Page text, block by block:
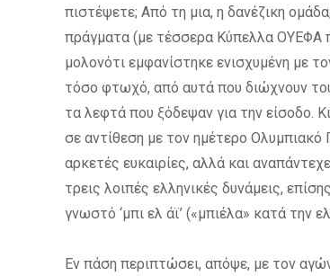
πιστέψετε; Από τη μια, η δανέζικη
πράγματα (με τέσσερα Κύπελλα ΟΥΕΦΑ
μολονότι εμφανίστηκε ενισχυμένη με
τόσο φτωχό, από αυτά που διώχνουν
τα λεφτά που ξόδεψαν για την είσοδο.
σε αντίθεση με τον ημέτερο
αρκετές ευκαιρίες, αλλά και
τρεις λοιπές ελληνικές δυνάμεις, επίσης
γνωστό ‘μπι ελ άϊ’ («μπιέλα» κατά την
Εν πάση περιπτώσει, απόψε, με τον